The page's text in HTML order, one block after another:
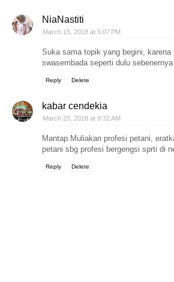
NiaNastiti
March 15, 2018 at 5:07 PM
Suka sama topik yang begini,
swasembada seperti dulu
Reply Delete
kabar cendekia
March 20, 2018 at 9:32 AM
Mantap.Muliakan profesi petani,
petani sbg profesi bergengsi sprti di
Reply Delete